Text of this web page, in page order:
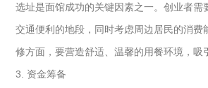
选址是面馆成功的关键因素之一。创业者需
交通便利的地段，同时考虑周边居民的消费
修方面，要营造舒适、温馨的用餐环境，吸
3. 资金筹备